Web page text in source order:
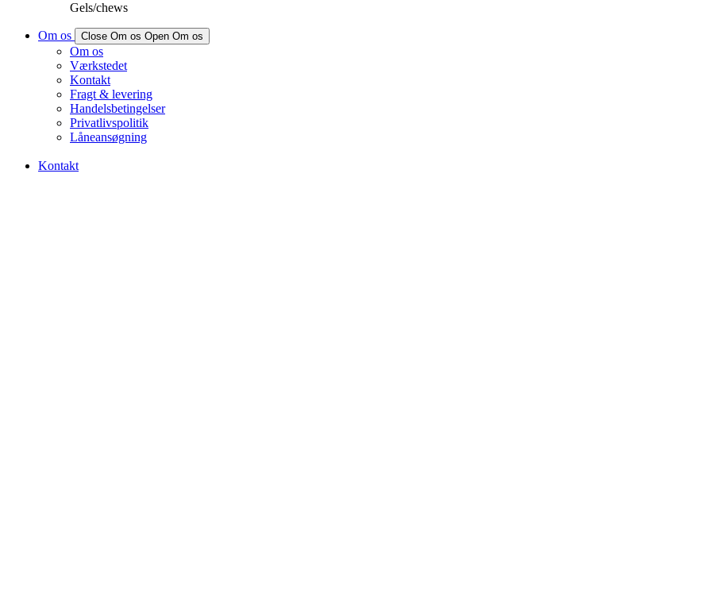
Gels/chews
Om os Close Om os Open Om os
Om os
Værkstedet
Kontakt
Fragt & levering
Handelsbetingelser
Privatlivspolitik
Låneansøgning
Kontakt